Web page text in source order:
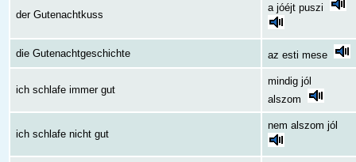
der Gutenachtkuss
a jóéjt puszi
die Gutenachtgeschichte az esti mese
ich schlafe immer gut
mindig jól
alszom
ich schlafe nicht gut
nem alszom jól